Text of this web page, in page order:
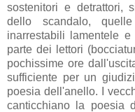
sostenitori e detrattori,
dello scandalo,
inarrestabili lamentele
parte dei lettori
pochissime ore
sufficiente per un
poesia dell'anello. I
canticchiano la poesia